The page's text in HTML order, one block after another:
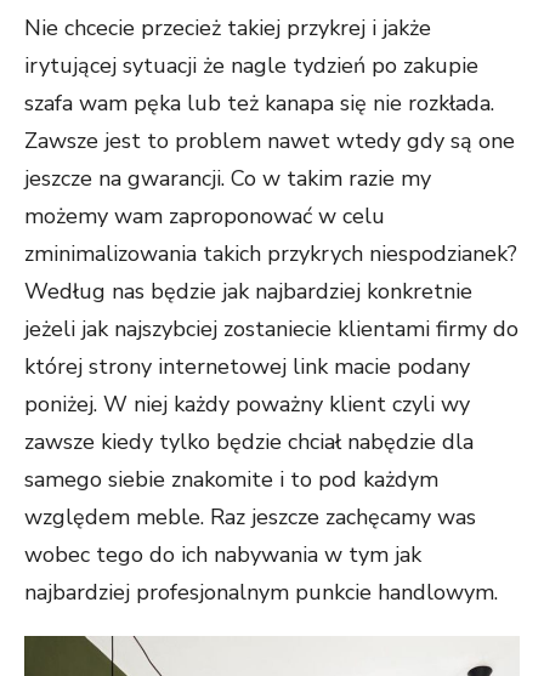
Nie chcecie przecież takiej przykrej i jakże
irytującej sytuacji że nagle tydzień po zakupie
szafa wam pęka lub też kanapa się nie rozkłada.
Zawsze jest to problem nawet wtedy gdy są one
jeszcze na gwarancji. Co w takim razie my
możemy wam zaproponować w celu
zminimalizowania takich przykrych niespodzianek?
Według nas będzie jak najbardziej konkretnie
jeżeli jak najszybciej zostaniecie klientami firmy do
której strony internetowej link macie podany
poniżej. W niej każdy poważny klient czyli wy
zawsze kiedy tylko będzie chciał nabędzie dla
samego siebie znakomite i to pod każdym
względem meble. Raz jeszcze zachęcamy was
wobec tego do ich nabywania w tym jak
najbardziej profesjonalnym punkcie handlowym.